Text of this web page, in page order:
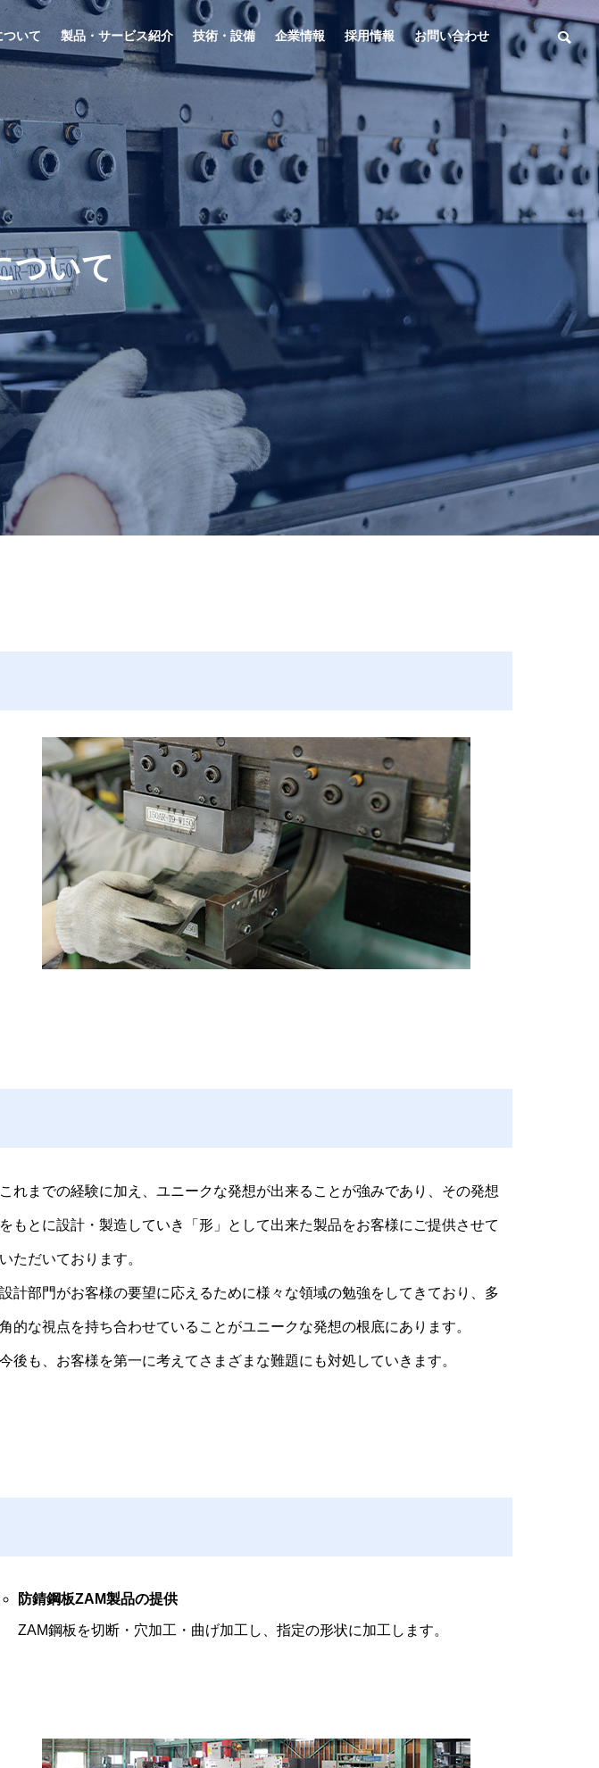
ついて 製品・サービス紹介 技術・設備 企業情報 採用情報 お問い合わせ
備設置架台 一般業種向け各種鉄鋼製品
General Hardware
ついて
これまでの経験に加え、ユニークな発想が出来ることが強みであり、その発想
をもとに設計・製造していき「形」として出来た製品をお客様にご提供させて
いただいております。
設計部門がお客様の要望に応えるために様々な領域の勉強をしてきており、多
角的な視点を持ち合わせていることがユニークな発想の根底にあります。
今後も、お客様を第一に考えてさまざまな難題にも対処していきます。
防錆鋼板ZAM製品の提供
ZAM鋼板を切断・穴加工・曲げ加工し、指定の形状に加工します。